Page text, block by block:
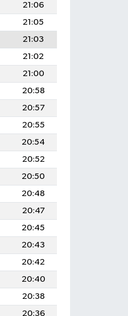
21:06
21:05
21:03
21:02
21:00
20:58
20:57
20:55
20:54
20:52
20:50
20:48
20:47
20:45
20:43
20:42
20:40
20:38
20:36